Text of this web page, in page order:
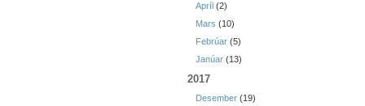
Apríl (2)
Mars (10)
Febrúar (5)
Janúar (13)
2017
Desember (19)